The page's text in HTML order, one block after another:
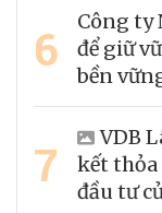
6
Công ty
để giữ
bền
7
VDB
kết
đầu tư